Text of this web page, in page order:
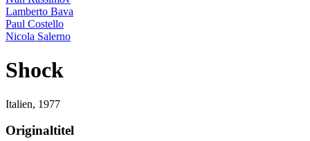
Lamberto Bava
Paul Costello
Nicola Salerno
Shock
Italien, 1977
Originaltitel